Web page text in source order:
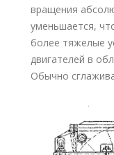
вращения
уменьшается,
более тяжелые
двигателей в
Обычно